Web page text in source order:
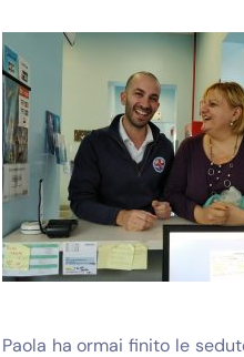
Paola ha ormai finito le